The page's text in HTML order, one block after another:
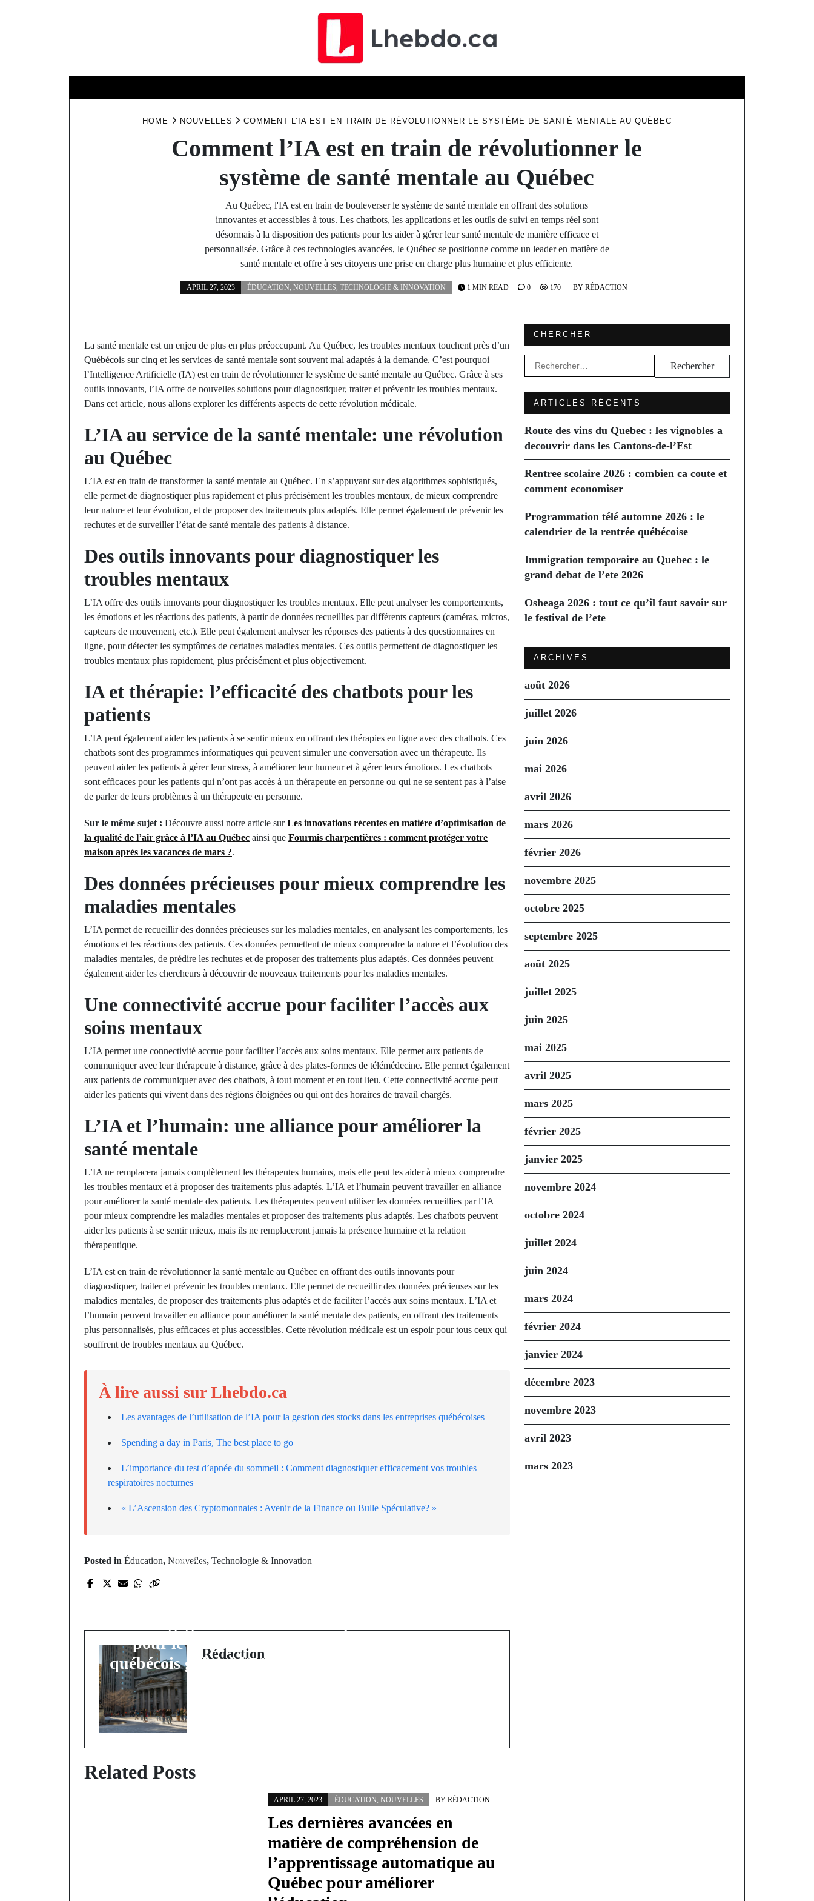
HOME NOUVELLES COMMENT L’IA EST EN TRAIN DE RÉVOLUTIONNER LE SYSTÈME DE SANTÉ MENTALE AU QUÉBEC
Comment l’IA est en train de révolutionner le
système de santé mentale au Québec
Au Québec, l'IA est en train de bouleverser le système de santé mentale en offrant des solutions
innovantes et accessibles à tous. Les chatbots, les applications et les outils de suivi en temps réel sont
désormais à la disposition des patients pour les aider à gérer leur santé mentale de manière efficace et
personnalisée. Grâce à ces technologies avancées, le Québec se positionne comme un leader en matière de
santé mentale et offre à ses citoyens une prise en charge plus humaine et plus efficiente.
APRIL 27, 2023 ÉDUCATION, NOUVELLES, TECHNOLOGIE & INNOVATION BY RÉDACTION
1 MIN READ 0 170
La santé mentale est un enjeu de plus en plus préoccupant. Au Québec, les troubles mentaux touchent près d’un
Québécois sur cinq et les services de santé mentale sont souvent mal adaptés à la demande. C’est pourquoi
l’Intelligence Artificielle (IA) est en train de révolutionner le système de santé mentale au Québec. Grâce à ses
outils innovants, l’IA offre de nouvelles solutions pour diagnostiquer, traiter et prévenir les troubles mentaux.
Dans cet article, nous allons explorer les différents aspects de cette révolution médicale.
L’IA au service de la santé mentale: une révolution
au Québec
L’IA est en train de transformer la santé mentale au Québec. En s’appuyant sur des algorithmes sophistiqués,
elle permet de diagnostiquer plus rapidement et plus précisément les troubles mentaux, de mieux comprendre
leur nature et leur évolution, et de proposer des traitements plus adaptés. Elle permet également de prévenir les
rechutes et de surveiller l’état de santé mentale des patients à distance.
Des outils innovants pour diagnostiquer les
troubles mentaux
L’IA offre des outils innovants pour diagnostiquer les troubles mentaux. Elle peut analyser les comportements,
les émotions et les réactions des patients, à partir de données recueillies par différents capteurs (caméras, micros,
capteurs de mouvement, etc.). Elle peut également analyser les réponses des patients à des questionnaires en
ligne, pour détecter les symptômes de certaines maladies mentales. Ces outils permettent de diagnostiquer les
troubles mentaux plus rapidement, plus précisément et plus objectivement.
IA et thérapie: l’efficacité des chatbots pour les
patients
L’IA peut également aider les patients à se sentir mieux en offrant des thérapies en ligne avec des chatbots. Ces
chatbots sont des programmes informatiques qui peuvent simuler une conversation avec un thérapeute. Ils
peuvent aider les patients à gérer leur stress, à améliorer leur humeur et à gérer leurs émotions. Les chatbots
sont efficaces pour les patients qui n’ont pas accès à un thérapeute en personne ou qui ne se sentent pas à l’aise
de parler de leurs problèmes à un thérapeute en personne.
Sur le même sujet : Découvre aussi notre article surLes innovations récentes en matière d’optimisation de
la qualité de l’air grâce à l’IA au Québec ainsi que Fourmis charpentières : comment protéger votre
maison après les vacances de mars ?.
Des données précieuses pour mieux comprendre les
maladies mentales
L’IA permet de recueillir des données précieuses sur les maladies mentales, en analysant les comportements, les
émotions et les réactions des patients. Ces données permettent de mieux comprendre la nature et l’évolution des
maladies mentales, de prédire les rechutes et de proposer des traitements plus adaptés. Ces données peuvent
également aider les chercheurs à découvrir de nouveaux traitements pour les maladies mentales.
Une connectivité accrue pour faciliter l’accès aux
soins mentaux
L’IA permet une connectivité accrue pour faciliter l’accès aux soins mentaux. Elle permet aux patients de
communiquer avec leur thérapeute à distance, grâce à des plates-formes de télémédecine. Elle permet également
aux patients de communiquer avec des chatbots, à tout moment et en tout lieu. Cette connectivité accrue peut
aider les patients qui vivent dans des régions éloignées ou qui ont des horaires de travail chargés.
L’IA et l’humain: une alliance pour améliorer la
santé mentale
L’IA ne remplacera jamais complètement les thérapeutes humains, mais elle peut les aider à mieux comprendre
les troubles mentaux et à proposer des traitements plus adaptés. L’IA et l’humain peuvent travailler en alliance
pour améliorer la santé mentale des patients. Les thérapeutes peuvent utiliser les données recueillies par l’IA
pour mieux comprendre les maladies mentales et proposer des traitements plus adaptés. Les chatbots peuvent
aider les patients à se sentir mieux, mais ils ne remplaceront jamais la présence humaine et la relation
thérapeutique.
L’IA est en train de révolutionner la santé mentale au Québec en offrant des outils innovants pour
diagnostiquer, traiter et prévenir les troubles mentaux. Elle permet de recueillir des données précieuses sur les
maladies mentales, de proposer des traitements plus adaptés et de faciliter l’accès aux soins mentaux. L’IA et
l’humain peuvent travailler en alliance pour améliorer la santé mentale des patients, en offrant des traitements
plus personnalisés, plus efficaces et plus accessibles. Cette révolution médicale est un espoir pour tous ceux qui
souffrent de troubles mentaux au Québec.
À lire aussi sur Lhebdo.ca
Les avantages de l’utilisation de l’IA pour la gestion des stocks dans les entreprises québécoises
Spending a day in Paris, The best place to go
L’importance du test d’apnée du sommeil : Comment diagnostiquer efficacement vos troubles
respiratoires nocturnes
« L’Ascension des Cryptomonnaies : Avenir de la Finance ou Bulle Spéculative? »
Posted in Éducation, Nouvelles, Technologie & Innovation
Prev Post
Les tendances en
pour le français
québécois grâce à l'IA
Rédaction
Related Posts
APRIL 27, 2023 ÉDUCATION, NOUVELLES BY RÉDACTION
Les dernières avancées en
matière de compréhension de
l’apprentissage automatique au
Québec pour améliorer
CHERCHER
Rechercher :
ARTICLES RÉCENTS
Route des vins du Quebec : les vignobles a
decouvrir dans les Cantons-de-l’Est
Rentree scolaire 2026 : combien ca coute et
comment economiser
Programmation télé automne 2026 : le
calendrier de la rentrée québécoise
Immigration temporaire au Quebec : le
grand debat de l’ete 2026
Osheaga 2026 : tout ce qu’il faut savoir sur
le festival de l’ete
ARCHIVES
août 2026
juillet 2026
juin 2026
mai 2026
avril 2026
mars 2026
février 2026
novembre 2025
octobre 2025
septembre 2025
août 2025
juillet 2025
juin 2025
mai 2025
avril 2025
mars 2025
février 2025
janvier 2025
novembre 2024
octobre 2024
juillet 2024
juin 2024
mars 2024
février 2024
janvier 2024
décembre 2023
novembre 2023
avril 2023
mars 2023